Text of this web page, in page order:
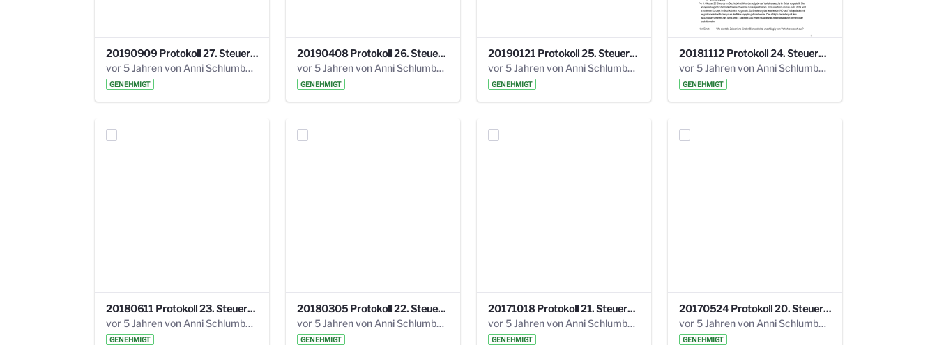
20190909 Protokoll 27. Steuerungskreis.pdf
vor 5 Jahren von Anni Schlumberger
GENEHMIGT
20190408 Protokoll 26. Steuerungskreis.pdf
vor 5 Jahren von Anni Schlumberger
GENEHMIGT
20190121 Protokoll 25. Steuerungskreis.pdf
vor 5 Jahren von Anni Schlumberger
GENEHMIGT
20181112 Protokoll 24. Steuerungskreis.pdf
vor 5 Jahren von Anni Schlumberger
GENEHMIGT
20180611 Protokoll 23. Steuerungskreis.pdf
vor 5 Jahren von Anni Schlumberger
GENEHMIGT
20180305 Protokoll 22. Steuerungskreis.pdf
vor 5 Jahren von Anni Schlumberger
GENEHMIGT
20171018 Protokoll 21. Steuerungskreis.pdf
vor 5 Jahren von Anni Schlumberger
GENEHMIGT
20170524 Protokoll 20. Steuerungskreis.pdf
vor 5 Jahren von Anni Schlumberger
GENEHMIGT